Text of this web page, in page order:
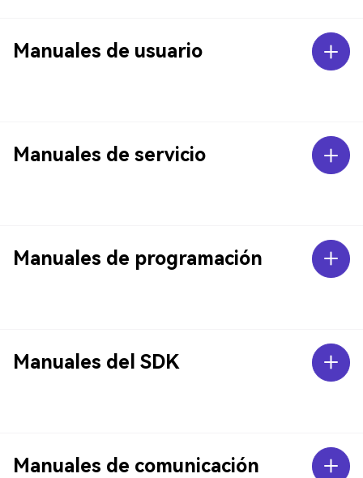
Manuales de usuario
Manuales de servicio
Manuales de programación
Manuales del SDK
Manuales de comunicación